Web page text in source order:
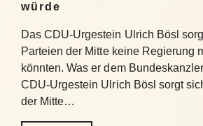
würde
Das CDU-Urgestein Ulrich Bösl
Parteien der Mitte keine Regierung
könnten. Was er dem
CDU-Urgestein Ulrich Bösl sorgt
der Mitte…